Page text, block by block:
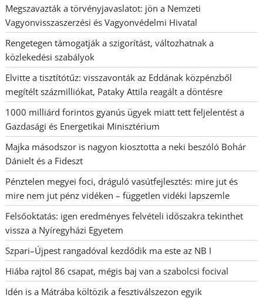
Megszavazták a törvényjavaslatot: jön a Nemzeti
Vagyonvisszaszerzési és Vagyonvédelmi Hivatal
Rengetegen támogatják a szigorítást, változhatnak a
közlekedési szabályok
Elvitte a tisztítótűz: visszavonták az Eddának közpénzből
megítélt százmilliókat, Pataky Attila reagált a döntésre
1000 milliárd forintos gyanús ügyek miatt tett feljelentést a
Gazdasági és Energetikai Minisztérium
Majka másodszor is nagyon kiosztotta a neki beszóló Bohár
Dánielt és a Fideszt
Pénztelen megyei foci, dráguló vasútfejlesztés: mire jut és
mire nem jut pénz vidéken – független vidéki lapszemle
Felsőoktatás: igen eredményes felvételi időszakra tekinthet
vissza a Nyíregyházi Egyetem
Szpari–Újpest rangadóval kezdődik ma este az NB I
Hiába rajtol 86 csapat, mégis baj van a szabolcsi focival
Idén is a Mátrába költözik a fesztiválszezon egyik